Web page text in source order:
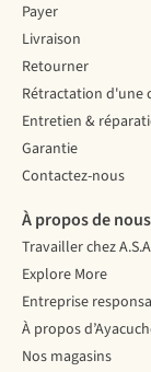
Payer
Livraison
Retourner
Rétractation d'une
Entretien &
Garantie
Contactez-nous
À propos de nous
Travailler chez
Explore More
Entreprise
À propos
Nos magasins